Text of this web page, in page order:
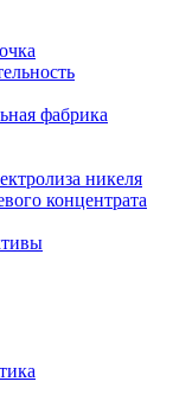
фабрика
никеля
концентрата